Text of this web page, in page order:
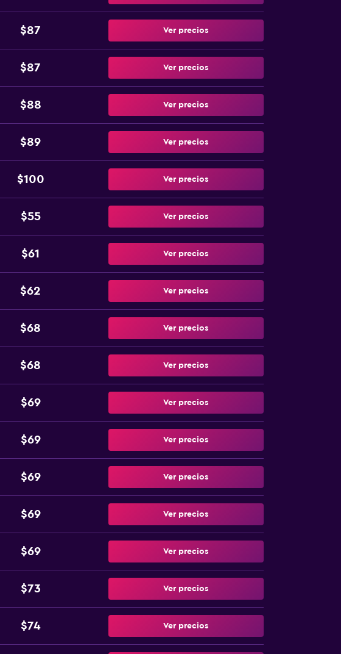
$87 Ver precios
$87 Ver precios
$88 Ver precios
$89 Ver precios
$100 Ver precios
$55 Ver precios
$61 Ver precios
$62 Ver precios
$68 Ver precios
$68 Ver precios
$69 Ver precios
$69 Ver precios
$69 Ver precios
$69 Ver precios
$69 Ver precios
$73 Ver precios
$74 Ver precios